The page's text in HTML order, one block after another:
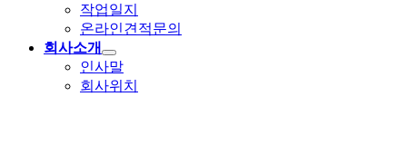
작업일지
온라인견적문의
회사소개
인사말
회사위치